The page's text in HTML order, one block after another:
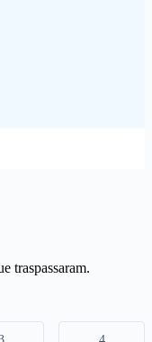
traspassaram.